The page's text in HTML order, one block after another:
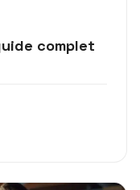
complet